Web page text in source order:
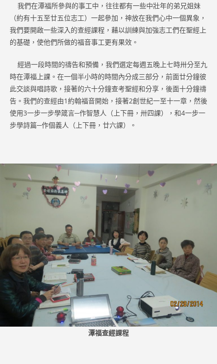
我們在潭福所參與的事工中，往往都有一些中壯年的弟兄姐妹
（約有十五至廿五位志工）一起參加，神放在我們心中一個異象，
我們要開啟一些深入的查經課程，藉以訓練與加強志工們在聖經上
的基礎，使他們所做的福音事工更有果效。
經過一段時間的禱告和預備，我們選定每週五晚上七時卅分至九
時在潭福上課。在一個半小時的時間內分成三部分，前面廿分鐘彼
此交談與唱詩歌，接著的六十分鐘查考聖經和分享，後面十分鐘禱
告。我們的查經由1約翰福音開始，接著2創世紀一至十一章，然後
使用3一步一步學箴言─作智慧人（上下冊，卅四課），和4一步一
步學詩篇─作個義人（上下冊，廿六課）。
潭福查經課程